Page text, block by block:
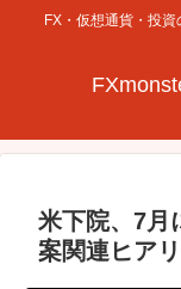
FX・仮想通貨・投
米下院、7月
案関連ヒア